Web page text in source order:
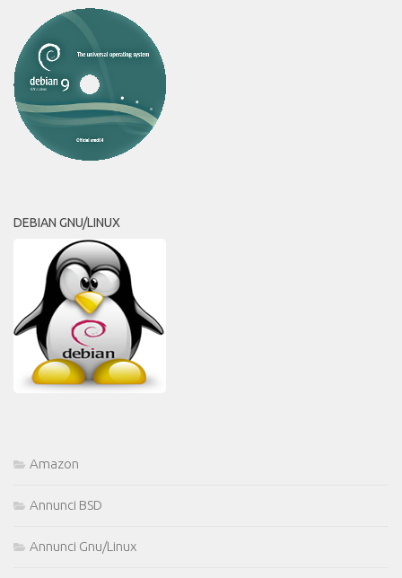
DEBIAN GNU/LINUX
Amazon
Annunci BSD
Annunci Gnu/Linux